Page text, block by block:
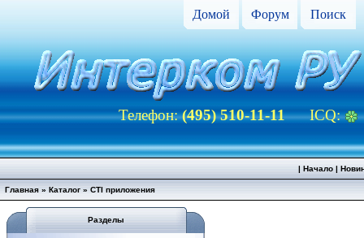
Домой Форум Поиск
Телефон:(495) 510-11-11ICQ:
| Начало|
Главная » Каталог » CTI приложения
Разделы